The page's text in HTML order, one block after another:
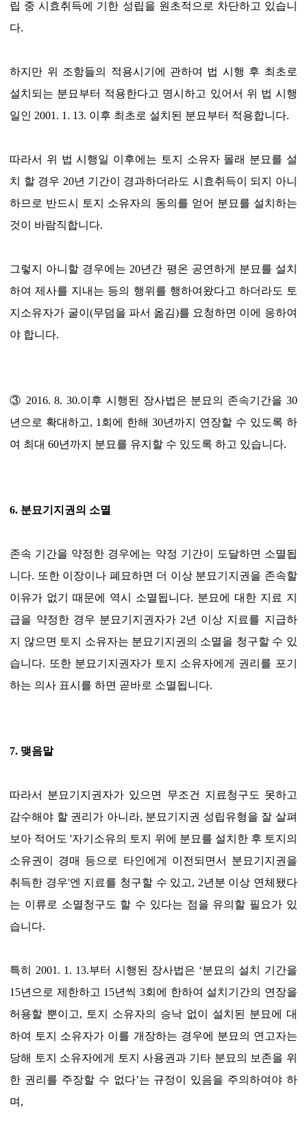
립 중 시효취득에 기한 성립을 원초적으로 차단하고 있습니
다.
하지만 위 조항들의 적용시기에 관하여 법 시행 후 최초로
설치되는 분묘부터 적용한다고 명시하고 있어서 위 법 시행
일인 2001. 1. 13. 이후 최초로 설치된 분묘부터 적용합니다.
따라서 위 법 시행일 이후에는 토지 소유자 몰래 분묘를 설
치 할 경우 20년 기간이 경과하더라도 시효취득이 되지 아니
하므로 반드시 토지 소유자의 동의를 얻어 분묘를 설치하는
것이 바람직합니다.
그렇지 아니할 경우에는 20년간 평온 공연하게 분묘를 설치
하여 제사를 지내는 등의 행위를 행하여왔다고 하더라도 토
지소유자가 굴이(무덤을 파서 옮김)를 요청하면 이에 응하여
야 합니다.
③ 2016. 8. 30.이후 시행된 장사법은 분묘의 존속기간을 30
년으로 확대하고, 1회에 한해 30년까지 연장할 수 있도록 하
여 최대 60년까지 분묘를 유지할 수 있도록 하고 있습니다.
6. 분묘기지권의 소멸
존속 기간을 약정한 경우에는 약정 기간이 도달하면 소멸됩
니다. 또한 이장이나 폐묘하면 더 이상 분묘기지권을 존속할
이유가 없기 때문에 역시 소멸됩니다. 분묘에 대한 지료 지
급을 약정한 경우 분묘기지권자가 2년 이상 지료를 지급하
지 않으면 토지 소유자는 분묘기지권의 소멸을 청구할 수 있
습니다. 또한 분묘기지권자가 토지 소유자에게 권리를 포기
하는 의사 표시를 하면 곧바로 소멸됩니다.
7. 맺음말
따라서 분묘기지권자가 있으면 무조건 지료청구도 못하고
감수해야 할 권리가 아니라, 분묘기지권 성립유형을 잘 살펴
보아 적어도 '자기소유의 토지 위에 분묘를 설치한 후 토지의
소유권이 경매 등으로 타인에게 이전되면서 분묘기지권을
취득한 경우'엔 지료를 청구할 수 있고, 2년분 이상 연체됐다
는 이류로 소멸청구도 할 수 있다는 점을 유의할 필요가 있
습니다.
특히 2001. 1. 13.부터 시행된 장사법은 ‘분묘의 설치 기간을
15년으로 제한하고 15년씩 3회에 한하여 설치기간의 연장을
허용할 뿐이고, 토지 소유자의 승낙 없이 설치된 분묘에 대
하여 토지 소유자가 이를 개장하는 경우에 분묘의 연고자는
당해 토지 소유자에게 토지 사용권과 기타 분묘의 보존을 위
한 권리를 주장할 수 없다’는 규정이 있음을 주의하여야 하
며,